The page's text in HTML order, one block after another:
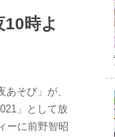
時よ
そび」が、
」として放
ーに前野智昭